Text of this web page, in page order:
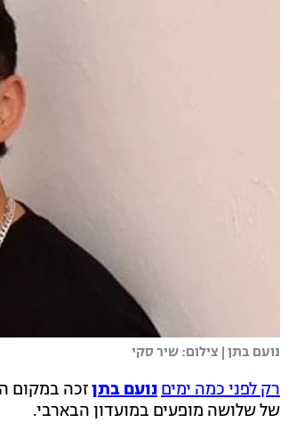
נועם בתן | צילום: שיר סקי
רק לפני כמה ימיםנועם בתןזכה במקום
של שלושה מופעים במועדון הבארבי.